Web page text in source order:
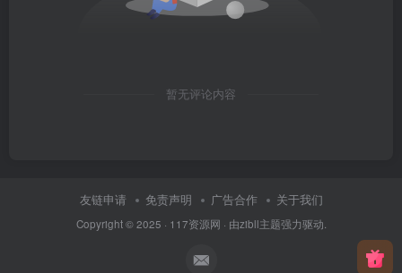
暂无评论内容
友链申请 免责声明 广告合作 关于我们
Copyright © 2025 · 117资源网 · 由zibll主题强力驱动.